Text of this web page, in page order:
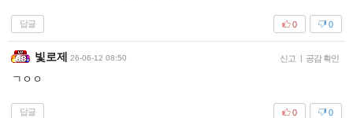
답글 0
0
빛로제 26-06-12 08:50 신고 | 공감 확인
ㄱㅇㅇ
답글 0
0